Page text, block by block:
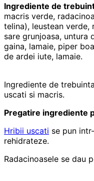
Ingrediente de
macris verde,
telina), leustean verde,
sare grunjoasa, untura
gaina, lamaie, piper
de ardei iute, lamaie.
Ingrediente de
uscati si macris.
Pregatire ingrediente
Hribii uscati se pun
rehidrateze.
Radacinoasele se dau